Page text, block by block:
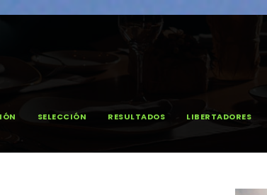
SELECCIÓN RESULTADOS LIBERTADORES